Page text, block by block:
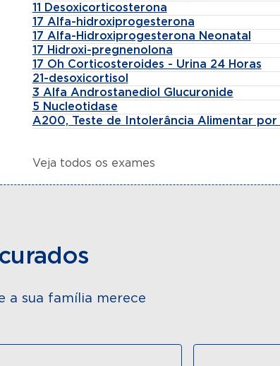
11 Desoxicorticosterona
17 Alfa-hidroxiprogesterona
17 Alfa-Hidroxiprogesterona Neonatal
17 Hidroxi-pregnenolona
17 Oh Corticosteroides - Urina 24 Horas
21-desoxicortisol
3 Alfa Androstanediol Glucuronide
5 Nucleotidase
A200, Teste de Intolerância Alimentar por
Veja todos os exames
a sua família merece